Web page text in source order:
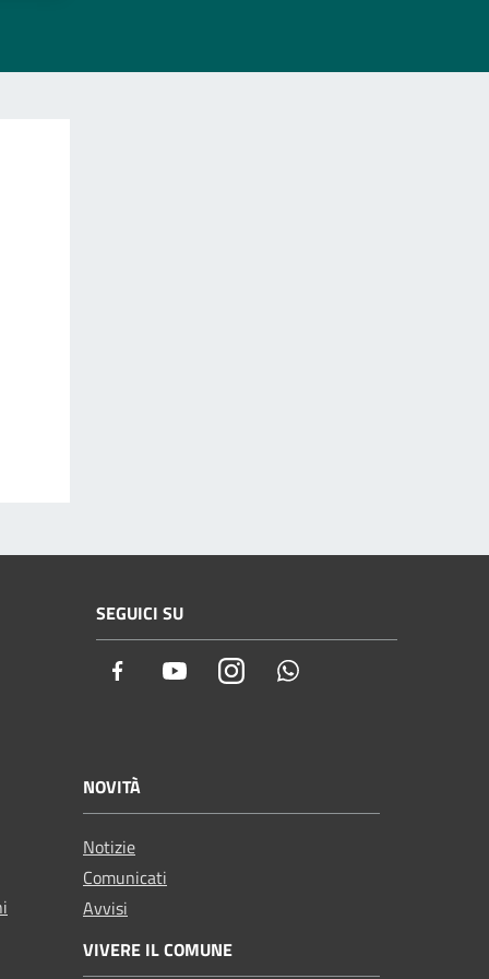
SEGUICI SU
Facebook YoutubeInstagram
NOVITÀ
Notizie
Comunicati
Avvisi
VIVERE IL COMUNE